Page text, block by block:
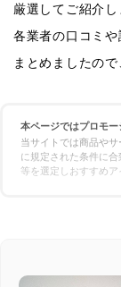
厳選してご紹介し
各業者の口コミ
まとめましたの
本ページではプロモ
当サイトでは商品や
に規定された条件に
等を選定しおすすめア